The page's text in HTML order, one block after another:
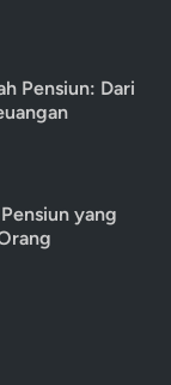
Pensiun: Dari
yang